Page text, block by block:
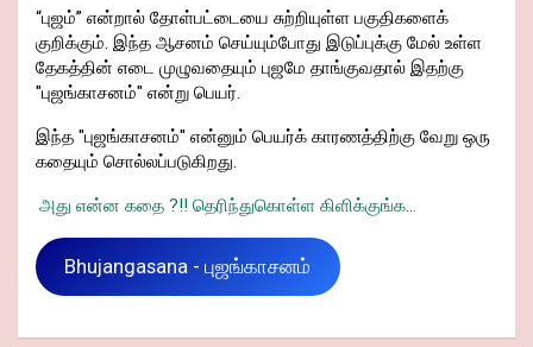
“புஜம்” என்றால் தோள்பட்டையை சுற்றியுள்ள பகுதிகளைக்
குறிக்கும். இந்த ஆசனம் செய்யும்போது இடுப்புக்கு மேல் உள்ள
தேகத்தின் எடை முழுவதையும் புஜமே தாங்குவதால் இதற்கு
"புஜங்காசனம்" என்று பெயர்.
இந்த "புஜங்காசனம்" என்னும் பெயர்க் காரணத்திற்கு வேறு ஒரு
கதையும் சொல்லப்படுகிறது.
அது என்ன கதை ?!! தெரிந்துகொள்ள கிளிக்குங்க...
Bhujangasana - புஜங்காசனம்